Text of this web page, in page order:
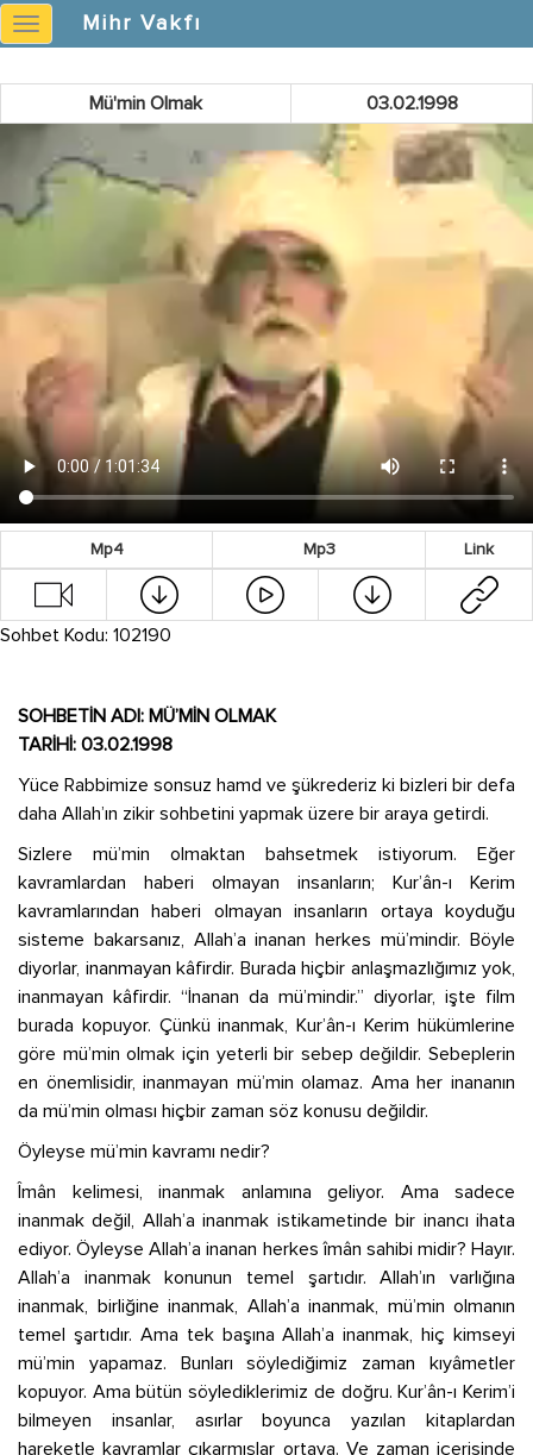
Mihr
Vakfı
Mihr Vakfı
}
Mü'min Olmak 03.02.1998
Mp4 Mp3 Link
Sohbet Kodu: 102190
SOHBETİN ADI: MÜ’MİN OLMAK
TARİHİ: 03.02.1998
Yüce Rabbimize sonsuz hamd ve şükrederiz ki bizleri bir defa
daha Allah’ın zikir sohbetini yapmak üzere bir araya getirdi.
Sizlere mü’min olmaktan bahsetmek istiyorum. Eğer
kavramlardan haberi olmayan insanların; Kur’ân-ı Kerim
kavramlarından haberi olmayan insanların ortaya koyduğu
sisteme bakarsanız, Allah’a inanan herkes mü’mindir. Böyle
diyorlar, inanmayan kâfirdir. Burada hiçbir anlaşmazlığımız yok,
inanmayan kâfirdir. “İnanan da mü’mindir.” diyorlar, işte film
burada kopuyor. Çünkü inanmak, Kur’ân-ı Kerim hükümlerine
göre mü’min olmak için yeterli bir sebep değildir. Sebeplerin
en önemlisidir, inanmayan mü’min olamaz. Ama her inananın
da mü’min olması hiçbir zaman söz konusu değildir.
Öyleyse mü’min kavramı nedir?
Îmân kelimesi, inanmak anlamına geliyor. Ama sadece
inanmak değil, Allah’a inanmak istikametinde bir inancı ihata
ediyor. Öyleyse Allah’a inanan herkes îmân sahibi midir? Hayır.
Allah’a inanmak konunun temel şartıdır. Allah’ın varlığına
inanmak, birliğine inanmak, Allah’a inanmak, mü’min olmanın
temel şartıdır. Ama tek başına Allah’a inanmak, hiç kimseyi
mü’min yapamaz. Bunları söylediğimiz zaman kıyâmetler
kopuyor. Ama bütün söylediklerimiz de doğru. Kur’ân-ı Kerim’i
bilmeyen insanlar, asırlar boyunca yazılan kitaplardan
hareketle kavramlar çıkarmışlar ortaya. Ve zaman içerisinde